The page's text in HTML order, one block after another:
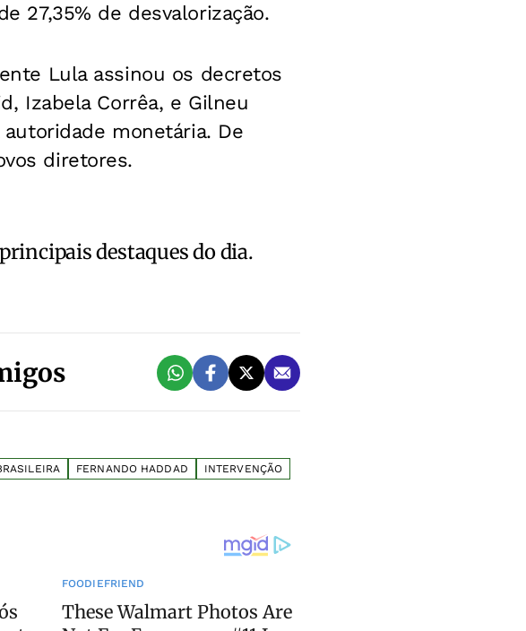
27,35% de desvalorização.
Lula assinou os decretos
Izabela Corrêa, e Gilneu
monetária. De
diretores.
destaques do dia.
FERNANDO HADDAD
INTERVENÇÃO